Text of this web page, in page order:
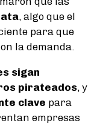
, algo que el
para que
la demanda.
sigan
pirateados, y
clave para
empresas